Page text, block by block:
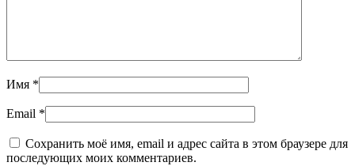
Имя *
Email *
Сохранить моё имя, email и адрес сайта в этом браузере для
последующих моих комментариев.